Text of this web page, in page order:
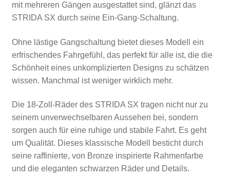
mit mehreren Gängen ausgestattet sind, glänzt das
STRIDA SX durch seine Ein-Gang-Schaltung.
Ohne lästige Gangschaltung bietet dieses Modell ein
erfrischendes Fahrgefühl, das perfekt für alle ist, die die
Schönheit eines unkomplizierten Designs zu schätzen
wissen. Manchmal ist weniger wirklich mehr.
Die 18-Zoll-Räder des STRIDA SX tragen nicht nur zu
seinem unverwechselbaren Aussehen bei, sondern
sorgen auch für eine ruhige und stabile Fahrt. Es geht
um Qualität. Dieses klassische Modell besticht durch
seine raffinierte, von Bronze inspirierte Rahmenfarbe
und die eleganten schwarzen Räder und Details.